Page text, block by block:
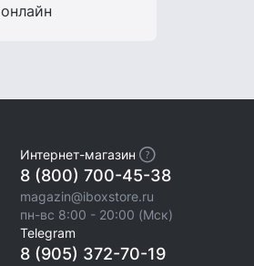
онлайн
Интернет-магазин
8 (800) 700-45-38
magazin@iboxstore.ru
пн-вс 8:00 - 20:00 (Мск)
Telegram
8 (905) 372-70-19